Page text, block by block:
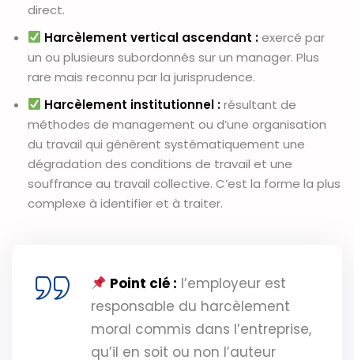
direct.
Harcèlement vertical ascendant :exercé par
un ou plusieurs subordonnés sur un manager. Plus
rare mais reconnu par la jurisprudence.
Harcèlement institutionnel :résultant de
méthodes de management ou d’une organisation
du travail qui génèrent systématiquement une
dégradation des conditions de travail et une
souffrance au travail collective. C’est la forme la plus
complexe à identifier et à traiter.
Point clé : l’employeur est
responsable du harcèlement
moral commis dans l’entreprise,
qu’il en soit ou non l’auteur